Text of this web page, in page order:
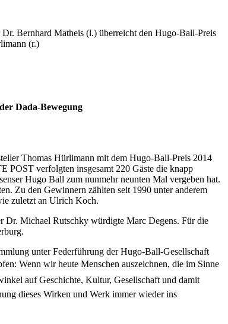
Dada-Bewegung
Thomas Hürlimann mit dem Hugo-Ball-Preis 2014
POST verfolgten insgesamt 220 Gäste die knapp
Hugo Ball zum nunmehr neunten Mal vergeben hat.
Zu den Gewinnern zählten seit 1990 unter anderem
zuletzt an Ulrich Koch.
Dr. Michael Rutschky würdigte Marc Degens. Für die
unter Federführung der Hugo-Ball-Gesellschaft
Wenn wir heute Menschen auszeichnen, die im Sinne
auf Geschichte, Kultur, Gesellschaft und damit
dieses Wirken und Werk immer wieder ins